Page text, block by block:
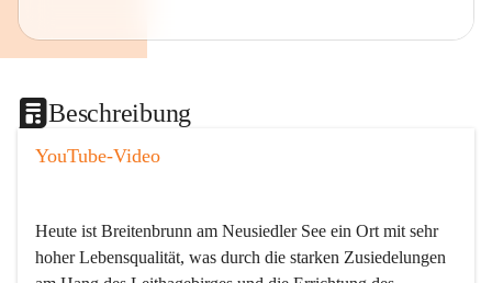
Beschreibung
YouTube-Video
Heute ist Breitenbrunn am Neusiedler See ein Ort mit sehr
hoher Lebensqualität, was durch die starken Zusiedelungen